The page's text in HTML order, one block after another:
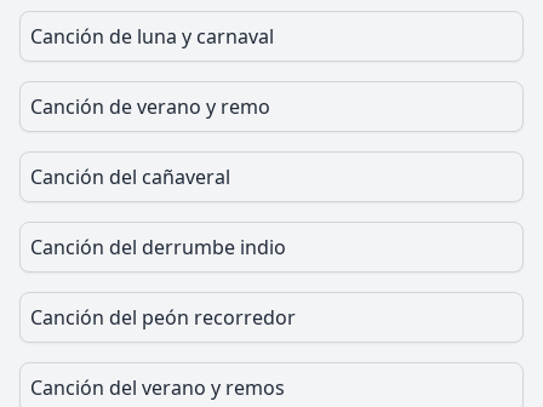
Canción de luna y carnaval
Canción de verano y remo
Canción del cañaveral
Canción del derrumbe indio
Canción del peón recorredor
Canción del verano y remos